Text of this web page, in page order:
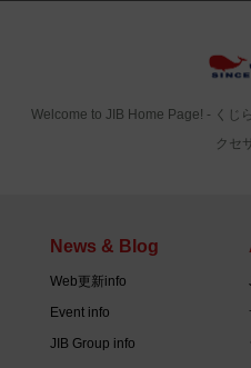
Welcome to JIB Home Page! ‐ くじ
クセ
News & Blog
Web更新info
Event info
JIB Group info